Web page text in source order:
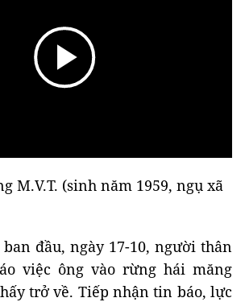
M.V.T. (sinh năm 1959, ngụ xã
đầu, ngày 17-10, người thân
việc ông vào rừng hái măng
trở về. Tiếp nhận tin báo, lực